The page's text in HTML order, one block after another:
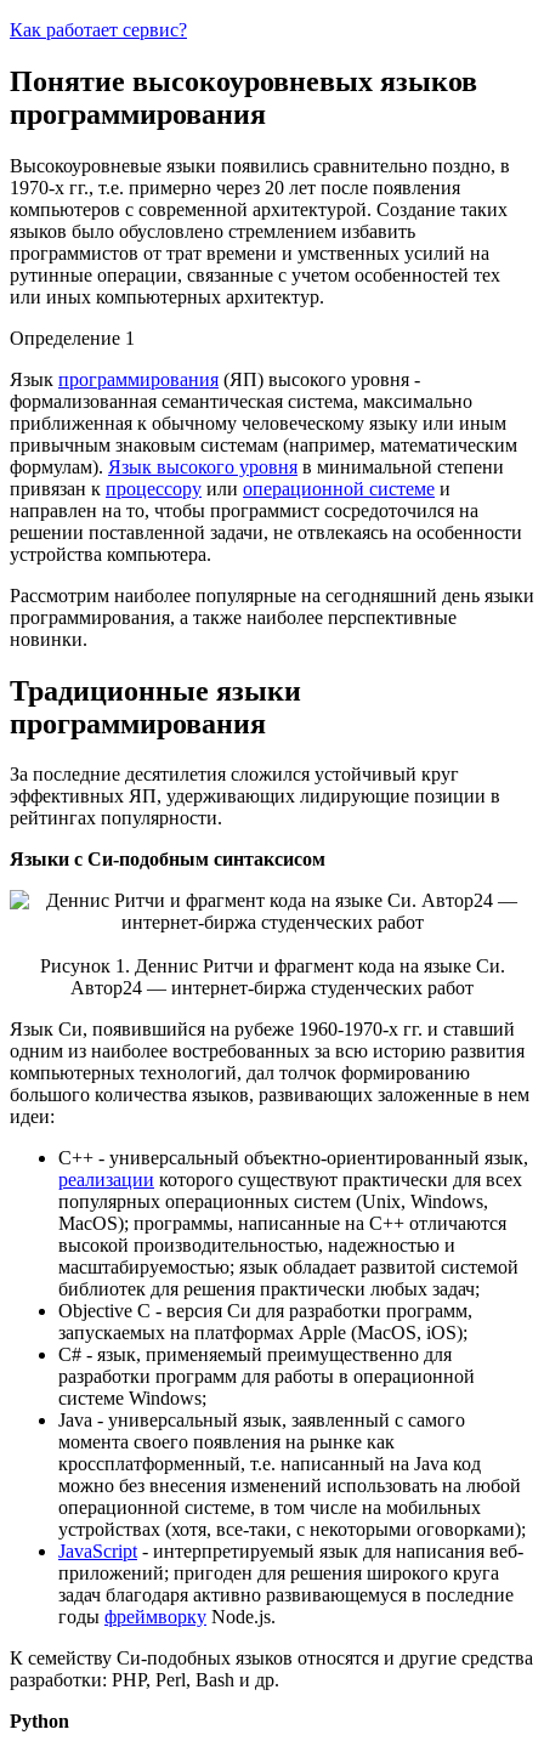
Как работает сервис?
Понятие высокоуровневых языков
программирования
Высокоуровневые языки появились сравнительно поздно, в
1970-х гг., т.е. примерно через 20 лет после появления
компьютеров с современной архитектурой. Создание таких
языков было обусловлено стремлением избавить
программистов от трат времени и умственных усилий на
рутинные операции, связанные с учетом особенностей тех
или иных компьютерных архитектур.
Определение 1
Язык программирования (ЯП) высокого уровня -
формализованная семантическая система, максимально
приближенная к обычному человеческому языку или иным
привычным знаковым системам (например, математическим
формулам). Язык высокого уровня в минимальной степени
привязан к процессору или операционной системе и
направлен на то, чтобы программист сосредоточился на
решении поставленной задачи, не отвлекаясь на особенности
устройства компьютера.
Рассмотрим наиболее популярные на сегодняшний день языки
программирования, а также наиболее перспективные
новинки.
Традиционные языки
программирования
За последние десятилетия сложился устойчивый круг
эффективных ЯП, удерживающих лидирующие позиции в
рейтингах популярности.
Языки с Си-подобным синтаксисом
Рисунок 1. Деннис Ритчи и фрагмент кода на языке Си.
Автор24 — интернет-биржа студенческих работ
Язык Си, появившийся на рубеже 1960-1970-х гг. и ставший
одним из наиболее востребованных за всю историю развития
компьютерных технологий, дал толчок формированию
большого количества языков, развивающих заложенные в нем
идеи:
C++ - универсальный объектно-ориентированный язык,
реализации которого существуют практически для всех
популярных операционных систем (Unix, Windows,
MacOS); программы, написанные на C++ отличаются
высокой производительностью, надежностью и
масштабируемостью; язык обладает развитой системой
библиотек для решения практически любых задач;
Objective C - версия Си для разработки программ,
запускаемых на платформах Apple (MacOS, iOS);
C# - язык, применяемый преимущественно для
разработки программ для работы в операционной
системе Windows;
Java - универсальный язык, заявленный с самого
момента своего появления на рынке как
кроссплатформенный, т.е. написанный на Java код
можно без внесения изменений использовать на любой
операционной системе, в том числе на мобильных
устройствах (хотя, все-таки, с некоторыми оговорками);
JavaScript- интерпретируемый язык для написания веб-
приложений; пригоден для решения широкого круга
задач благодаря активно развивающемуся в последние
годы фреймворку Node.js.
К семейству Си-подобных языков относятся и другие средства
разработки: PHP, Perl, Bash и др.
Python